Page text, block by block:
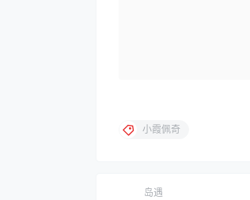
小霞佩奇
岛遇